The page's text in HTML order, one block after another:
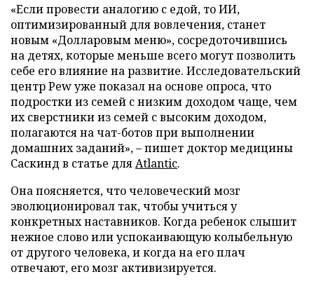
«Если провести аналогию с едой, то ИИ,
оптимизированный для вовлечения, станет
новым «Долларовым меню», сосредоточившись
на детях, которые меньше всего могут позволить
себе его влияние на развитие. Исследовательский
центр Pew уже показал на основе опроса, что
подростки из семей с низким доходом чаще, чем
их сверстники из семей с высоким доходом,
полагаются на чат-ботов при выполнении
домашних заданий», – пишет доктор медицины
Саскинд в статье дляAtlantic.
Она поясняется, что человеческий мозг
эволюционировал так, чтобы учиться у
конкретных наставников. Когда ребенок слышит
нежное слово или успокаивающую колыбельную
от другого человека, и когда на его плач
отвечают, его мозг активизируется.